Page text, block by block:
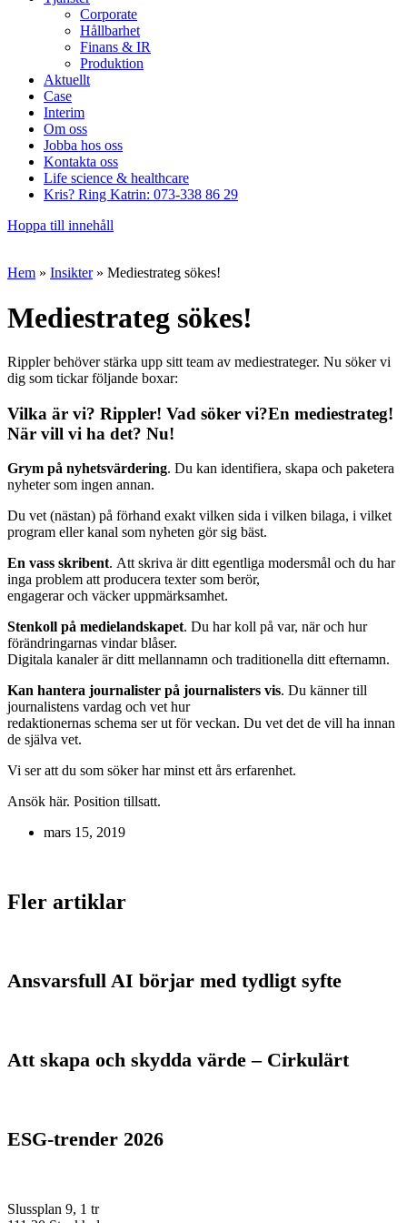
Corporate
Hållbarhet
Finans & IR
Produktion
Aktuellt
Case
Interim
Om oss
Jobba hos oss
Kontakta oss
Life science & healthcare
Kris? Ring Katrin: 073-338 86 29
Hoppa till innehåll
Hem » Insikter» Mediestrateg sökes!
Mediestrateg sökes!
Rippler behöver stärka upp sitt team av mediestrateger. Nu söker vi
dig som tickar följande boxar:
Vilka är vi? Rippler! Vad söker vi?En mediestrateg!
När vill vi ha det? Nu!
Grym på nyhetsvärdering. Du kan identifiera, skapa och paketera
nyheter som ingen annan.
Du vet (nästan) på förhand exakt vilken sida i vilken bilaga, i vilket
program eller kanal som nyheten gör sig bäst.
En vass skribent. Att skriva är ditt egentliga modersmål och du har
inga problem att producera texter som berör,
engagerar och väcker uppmärksamhet.
Stenkoll på medielandskapet. Du har koll på var, när och hur
förändringarnas vindar blåser.
Digitala kanaler är ditt mellannamn och traditionella ditt efternamn.
Kan hantera journalister på journalisters vis. Du känner till
journalistens vardag och vet hur
redaktionernas schema ser ut för veckan. Du vet det de vill ha innan
de själva vet.
Vi ser att du som söker har minst ett års erfarenhet.
Ansök här. Position tillsatt.
mars 15, 2019
Fler artiklar
Ansvarsfull AI börjar med tydligt syfte
Att skapa och skydda värde – Cirkulärt
ESG-trender 2026
Slussplan 9, 1 tr